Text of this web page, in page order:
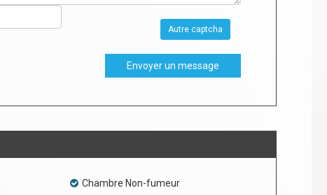
Autre captcha
Chambre Non-fumeur